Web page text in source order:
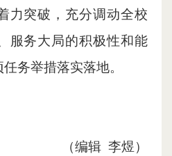
力突破，充分调动全校
服务大局的积极性和能
务举措落实落地。
（编辑 李煜）